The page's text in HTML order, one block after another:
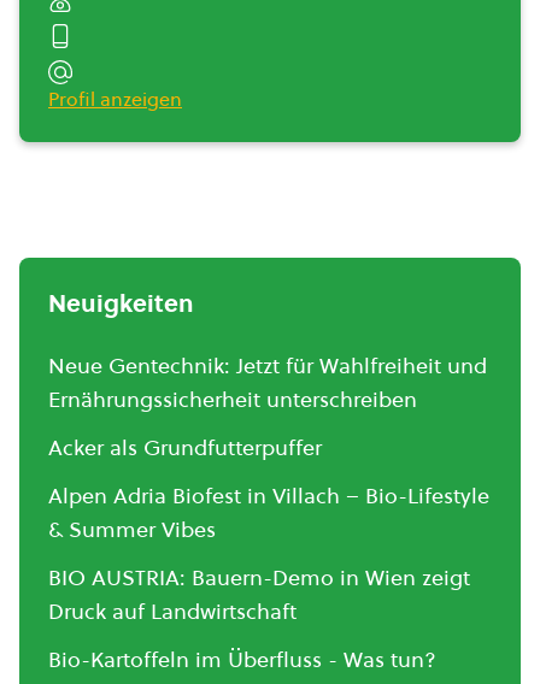
Profil anzeigen
Neuigkeiten
Neue Gentechnik: Jetzt für Wahlfreiheit und
Ernährungssicherheit unterschreiben
Acker als Grundfutterpuffer
Alpen Adria Biofest in Villach – Bio-Lifestyle
& Summer Vibes
BIO AUSTRIA: Bauern-Demo in Wien zeigt
Druck auf Landwirtschaft
Bio-Kartoffeln im Überfluss - Was tun?